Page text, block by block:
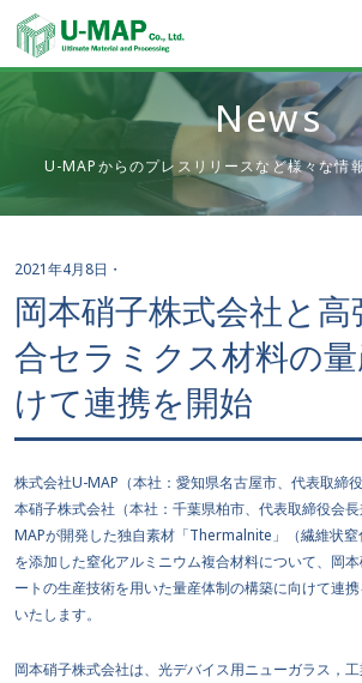
News
U-MAPからのプレスリリースなど様々な情
2021年4月8日 ・
岡本硝子株式会社と
合セラミクス材料の
けて連携を開始
株式会社U-MAP（本社：愛知県名古屋市、代表取締
本硝子株式会社（本社：千葉県柏市、代表取締役会
MAPが開発した独自素材「Thermalnite」（繊維状窒
を添加した窒化アルミニウム複合材料について、岡
ートの生産技術を用いた量産体制の構築に向けて連
いたします。
岡本硝子株式会社は、光デバイス用ニューガラス，